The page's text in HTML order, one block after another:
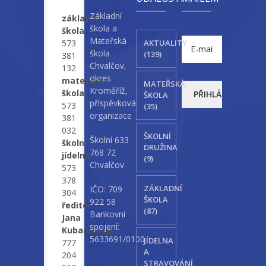
-- Sportovní areál
---- Tělocvična
---- Posilovna
---- Multifunkční hřiště
---- Správce areálu
Kontakt
základní
škola
573
381
132
mateřská
škola
573
381
032
školní
jídelna
573
378
304
ředitel
Jana
Kubaníková
777
204
Základní
škola a
Mateřská
škola
Chvalčov,
okres
Kroměříž,
příspěvková
organizace
Školní 633
768 72
Chvalčov
IČO: 709
922 58
Bankovní
spojení:
5633691/0100
AKTUALITY
(139)
MATEŘSKÁ
ŠKOLA
(35)
ŠKOLNÍ
DRUŽINA
(9)
ZÁKLADNÍ
ŠKOLA
(87)
JÍDELNA
A
STRAVOVÁNÍ